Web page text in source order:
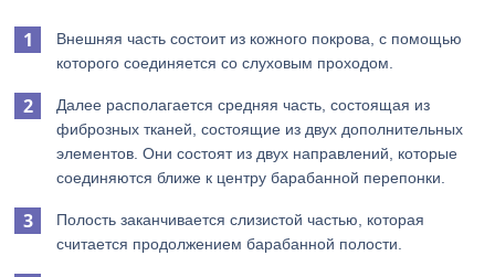
Внешняя часть состоит из кожного покрова, с помощью
которого соединяется со слуховым проходом.
Далее располагается средняя часть, состоящая из
фиброзных тканей, состоящие из двух дополнительных
элементов. Они состоят из двух направлений, которые
соединяются ближе к центру барабанной перепонки.
Полость заканчивается слизистой частью, которая
считается продолжением барабанной полости.